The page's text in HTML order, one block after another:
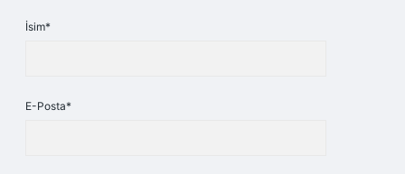
İsim*
E-Posta*